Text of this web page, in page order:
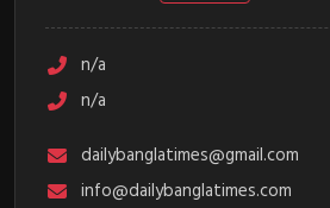
n/a
n/a
dailybanglatimes@gmail.com
info@dailybanglatimes.com